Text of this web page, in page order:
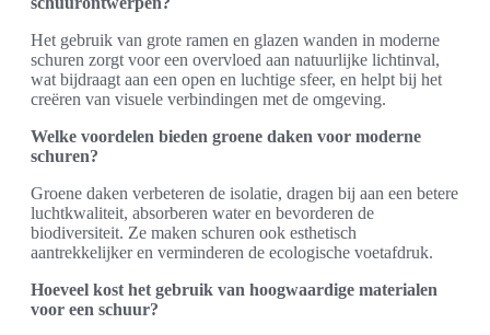
Het gebruik van grote ramen en glazen wanden in moderne
schuren zorgt voor een overvloed aan natuurlijke lichtinval,
wat bijdraagt aan een open en luchtige sfeer, en helpt bij het
creëren van visuele verbindingen met de omgeving.
Welke voordelen bieden groene daken voor moderne
schuren?
Groene daken verbeteren de isolatie, dragen bij aan een betere
luchtkwaliteit, absorberen water en bevorderen de
biodiversiteit. Ze maken schuren ook esthetisch
aantrekkelijker en verminderen de ecologische voetafdruk.
Hoeveel kost het gebruik van hoogwaardige materialen
voor een schuur?